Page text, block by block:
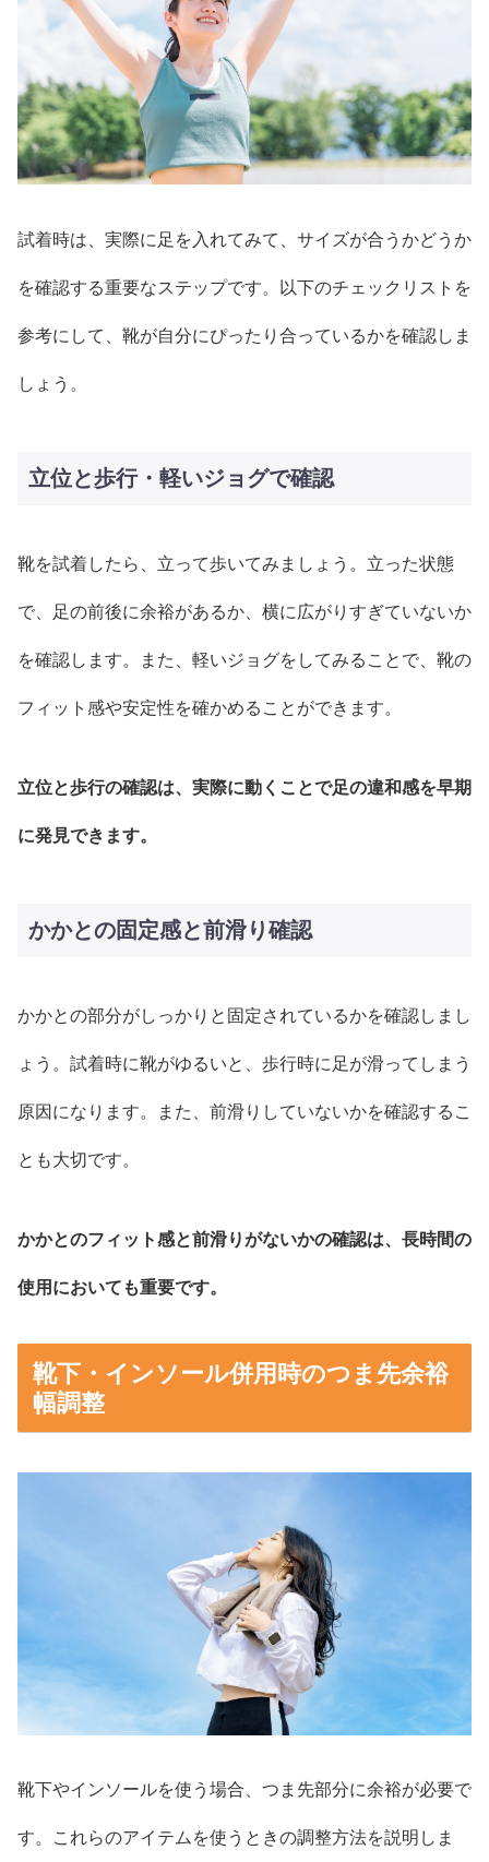
試着時は、実際に足を入れてみて、サイズが合うかどうか
を確認する重要なステップです。以下のチェックリストを
参考にして、靴が自分にぴったり合っているかを確認しま
しょう。
立位と歩行・軽いジョグで確認
靴を試着したら、立って歩いてみましょう。立った状態
で、足の前後に余裕があるか、横に広がりすぎていないか
を確認します。また、軽いジョグをしてみることで、靴の
フィット感や安定性を確かめることができます。
立位と歩行の確認は、実際に動くことで足の違和感を早期
に発見できます。
かかとの固定感と前滑り確認
かかとの部分がしっかりと固定されているかを確認しまし
ょう。試着時に靴がゆるいと、歩行時に足が滑ってしまう
原因になります。また、前滑りしていないかを確認するこ
とも大切です。
かかとのフィット感と前滑りがないかの確認は、長時間の
使用においても重要です。
靴下・インソール併用時のつま先余裕
幅調整
靴下やインソールを使う場合、つま先部分に余裕が必要で
す。これらのアイテムを使うときの調整方法を説明しま